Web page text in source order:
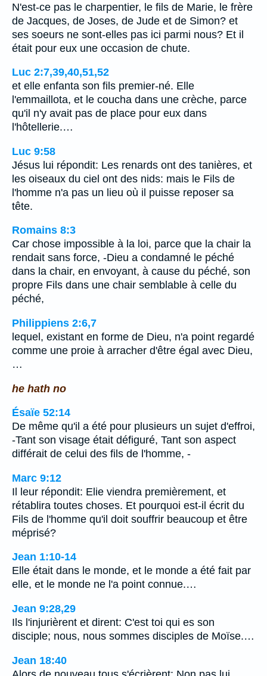
N'est-ce pas le charpentier, le fils de Marie, le frère
de Jacques, de Joses, de Jude et de Simon? et
ses soeurs ne sont-elles pas ici parmi nous? Et il
était pour eux une occasion de chute.
Luc 2:7,39,40,51,52
et elle enfanta son fils premier-né. Elle
l'emmaillota, et le coucha dans une crèche, parce
qu'il n'y avait pas de place pour eux dans
l'hôtellerie.…
Luc 9:58
Jésus lui répondit: Les renards ont des tanières, et
les oiseaux du ciel ont des nids: mais le Fils de
l'homme n'a pas un lieu où il puisse reposer sa
tête.
Romains 8:3
Car chose impossible à la loi, parce que la chair la
rendait sans force, -Dieu a condamné le péché
dans la chair, en envoyant, à cause du péché, son
propre Fils dans une chair semblable à celle du
péché,
Philippiens 2:6,7
lequel, existant en forme de Dieu, n'a point regardé
comme une proie à arracher d'être égal avec Dieu,
…
he hath no
Ésaïe 52:14
De même qu'il a été pour plusieurs un sujet d'effroi,
-Tant son visage était défiguré, Tant son aspect
différait de celui des fils de l'homme, -
Marc 9:12
Il leur répondit: Elie viendra premièrement, et
rétablira toutes choses. Et pourquoi est-il écrit du
Fils de l'homme qu'il doit souffrir beaucoup et être
méprisé?
Jean 1:10-14
Elle était dans le monde, et le monde a été fait par
elle, et le monde ne l'a point connue.…
Jean 9:28,29
Ils l'injurièrent et dirent: C'est toi qui es son
disciple; nous, nous sommes disciples de Moïse.…
Jean 18:40